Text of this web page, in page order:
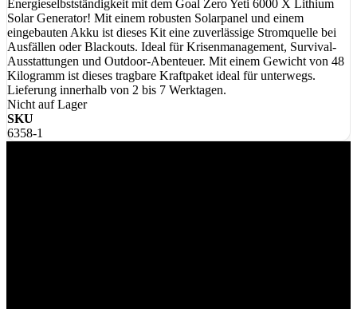
Energieselbstständigkeit mit dem Goal Zero Yeti 6000 X Lithium
Solar Generator! Mit einem robusten Solarpanel und einem
eingebauten Akku ist dieses Kit eine zuverlässige Stromquelle bei
Ausfällen oder Blackouts. Ideal für Krisenmanagement, Survival-
Ausstattungen und Outdoor-Abenteuer. Mit einem Gewicht von 48
Kilogramm ist dieses tragbare Kraftpaket ideal für unterwegs.
Lieferung innerhalb von 2 bis 7 Werktagen.
Nicht auf Lager
SKU
6358-1